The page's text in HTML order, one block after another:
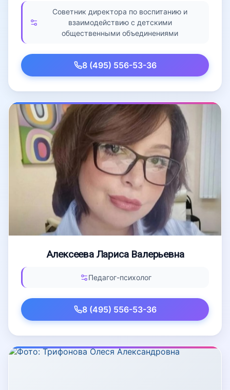
Советник директора по воспитанию и
взаимодействию с детскими
общественными объединениями
8 (495) 556-53-36
Алексеева Лариса Валерьевна
Педагог-психолог
8 (495) 556-53-36